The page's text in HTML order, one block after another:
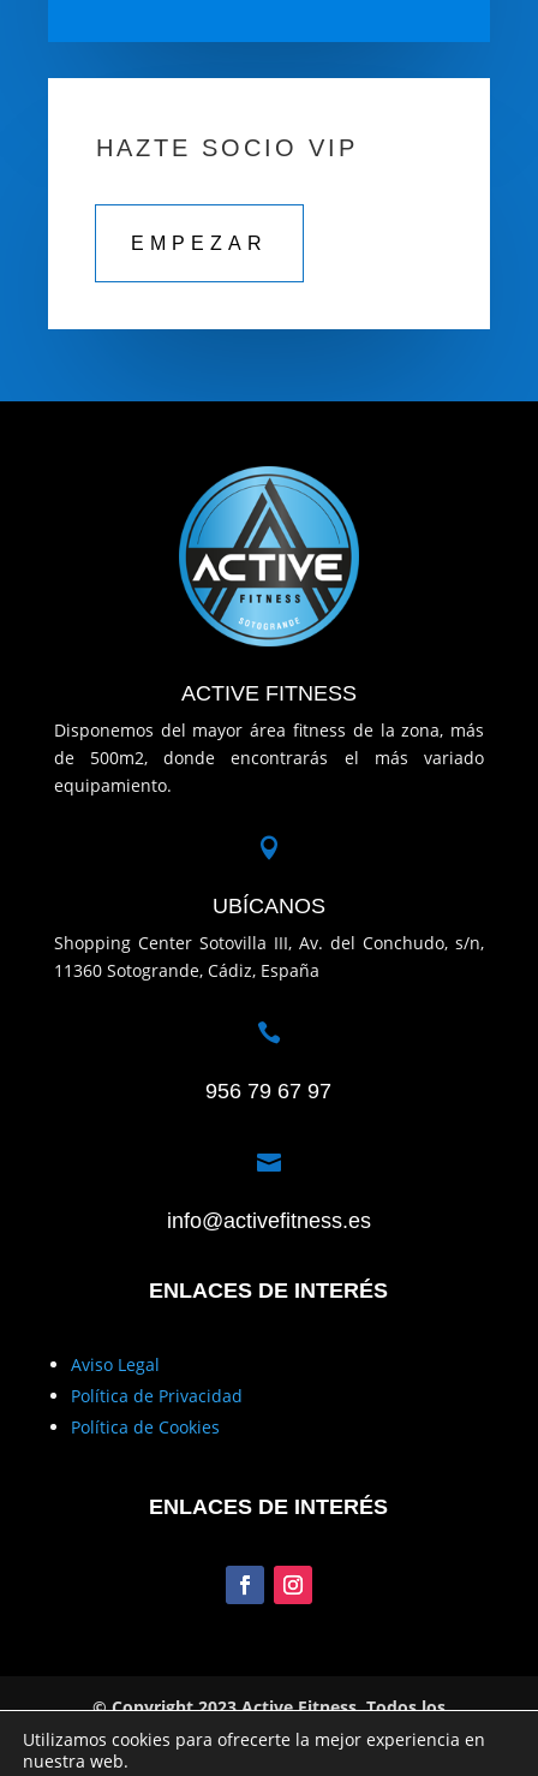
HAZTE SOCIO VIP
EMPEZAR
ACTIVE FITNESS
Disponemos del mayor área fitness de la zona, más
de 500m2, donde encontrarás el más variado
equipamiento.

UBÍCANOS
Shopping Center Sotovilla III, Av. del Conchudo, s/n,
11360 Sotogrande, Cádiz, España

956 79 67 97

info@activefitness.es
ENLACES DE INTERÉS
Aviso Legal
Política de Privacidad
Política de Cookies
ENLACES DE INTERÉS
© Copyright 2023 Active Fitness. Todos los
derechos reservados
Utilizamos cookies para ofrecerte la mejor experiencia en
nuestra web.